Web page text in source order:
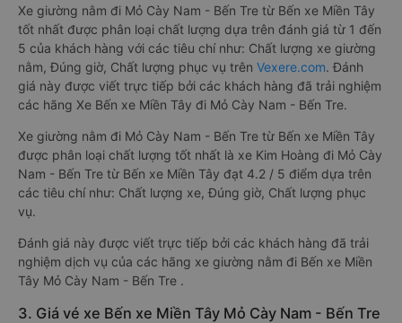
Xe giường nằm đi Mỏ Cày Nam - Bến Tre từ Bến xe Miền Tây
tốt nhất được phân loại chất lượng dựa trên đánh giá từ 1 đến
5 của khách hàng với các tiêu chí như: Chất lượng xe giường
nằm, Đúng giờ, Chất lượng phục vụ trên Vexere.com. Đánh
giá này được viết trực tiếp bởi các khách hàng đã trải nghiệm
các hãng Xe Bến xe Miền Tây đi Mỏ Cày Nam - Bến Tre.
Xe giường nằm đi Mỏ Cày Nam - Bến Tre từ Bến xe Miền Tây
được phân loại chất lượng tốt nhất là xe Kim Hoàng đi Mỏ Cày
Nam - Bến Tre từ Bến xe Miền Tây đạt 4.2 / 5 điểm dựa trên
các tiêu chí như: Chất lượng xe, Đúng giờ, Chất lượng phục
vụ.
Đánh giá này được viết trực tiếp bởi các khách hàng đã trải
nghiệm dịch vụ của các hãng xe giường nằm đi Bến xe Miền
Tây Mỏ Cày Nam - Bến Tre .
3. Giá vé xe Bến xe Miền Tây Mỏ Cày Nam - Bến Tre